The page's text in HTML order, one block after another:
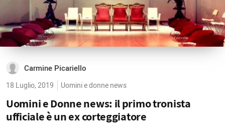
Carmine Picariello
18 Luglio, 2019 Uomini e donne news
Uomini e Donne news: il primo tronista
ufficiale è un ex corteggiatore